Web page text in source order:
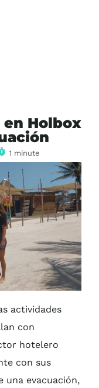
Holbox
1 minute
actividades
con
hotelero
con sus
una evacuación,